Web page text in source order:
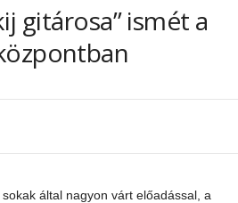
gitárosa” ismét a
által nagyon várt előadással, a